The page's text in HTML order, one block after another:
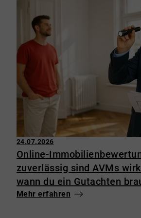
24.07.2026
Online-
zuverlässig sind AVMs
wann du ein Gutachten
Mehr erfahren